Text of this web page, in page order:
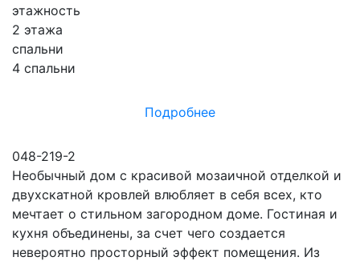
этажность
2 этажа
спальни
4 спальни
Подробнее
048-219-2
Необычный дом с красивой мозаичной отделкой и
двухскатной кровлей влюбляет в себя всех, кто
мечтает о стильном загородном доме. Гостиная и
кухня объединены, за счет чего создается
невероятно просторный эффект помещения. Из